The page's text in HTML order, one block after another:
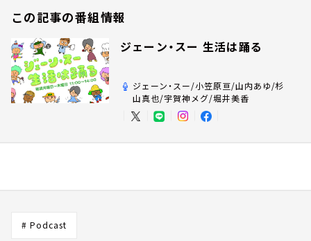
この記事の番組情報
ジェーン・スー 生活は踊る
ジェーン・スー/小笠原亘/山内あゆ/杉
山真也/宇賀神メグ/堀井美香
# Podcast